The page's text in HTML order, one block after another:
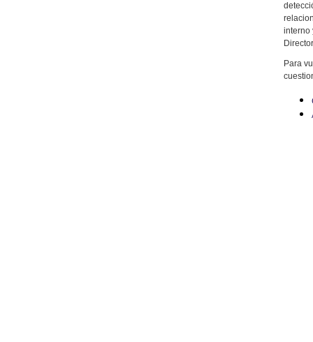
interno
Para